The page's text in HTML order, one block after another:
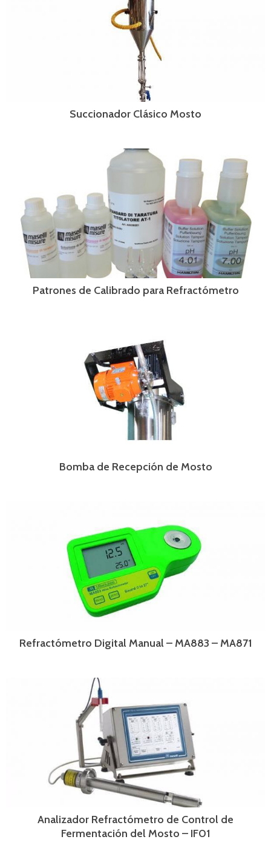
Succionador Clásico Mosto
Patrones de Calibrado para Refractómetro
Bomba de Recepción de Mosto
Refractómetro Digital Manual – MA883 – MA871
Analizador Refractómetro de Control de
Fermentación del Mosto – IF01